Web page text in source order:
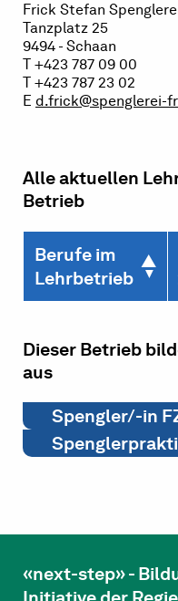
Frick Stefan
Tanzplatz 25
9494 - Schaan
T +423 787 09 00
T +423 787 23 02
E d.frick@spenglerei-
Alle aktuellen
Betrieb
Berufe im
Lehrbetrieb
Dieser Betrieb
aus
Spengler/-in
«next-step» -